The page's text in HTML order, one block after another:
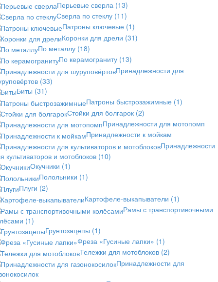
Перьевые сверла (13)
Сверла по стеклу (11)
Патроны ключевые (1)
Коронки для дрели (31)
По металлу (18)
По керамограниту (13)
Принадлежности для
(33)
Биты (31)
Патроны быстрозажимные (1)
Стойки для болгарок (2)
Принадлежности для мотопомп
Принадлежности к мойкам
Принадлежности
культиваторов и мотоблоков (10)
Окучники (1)
Полольники (1)
Плуги (2)
Картофеле-выкапыватели (1)
Рамы с транспортивочными
(1)
Грунтозацепы (1)
Фреза «Гусиные лапки» (1)
Тележки для мотоблоков (2)
Принадлежности для